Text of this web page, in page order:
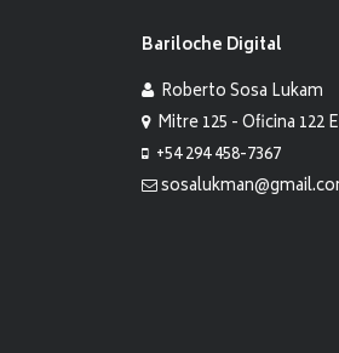
Bariloche Digital
Roberto Sosa Lukam
Mitre 125 - Oficina 122
+54 294 458-7367